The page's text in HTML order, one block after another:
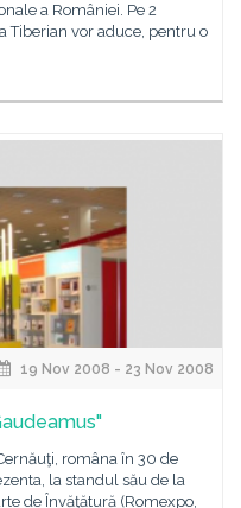
a României. Pe 2
Tiberian vor aduce, pentru o
19 Nov 2008 - 23 Nov 2008
româna în 30 de
la standul său de la
de Învăţătură (Romexpo,